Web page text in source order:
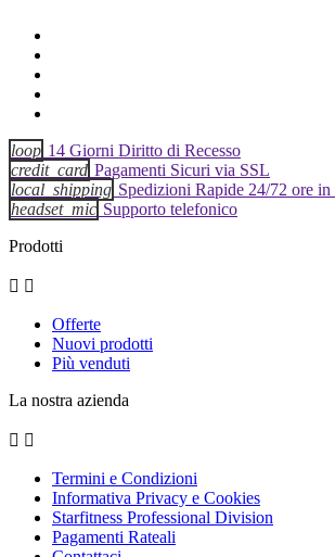
loop 14 Giorni Diritto di Recesso
credit_card Pagamenti Sicuri via SSL
local_shipping Spedizioni Rapide 24/72 ore in
headset_mic Supporto telefonico
Prodotti
 
Offerte
Nuovi prodotti
Più venduti
La nostra azienda
 
Termini e Condizioni
Informativa Privacy e Cookies
Starfitness Professional Division
Pagamenti Rateali